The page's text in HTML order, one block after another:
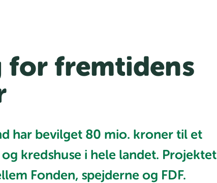
for fremtidens
har bevilget 80 mio. kroner til et
kredshuse i hele landet. Projektet
Fonden, spejderne og FDF.